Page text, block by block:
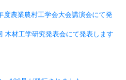
度農業農村工学会大会講演会にて発
木材工学研究発表会にて発表します